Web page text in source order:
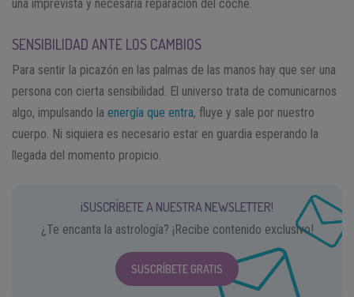
una imprevista y necesaria reparación del coche.
SENSIBILIDAD ANTE LOS CAMBIOS
Para sentir la picazón en las palmas de las manos hay que ser una
persona con cierta sensibilidad. El universo trata de comunicarnos
algo, impulsando la energía que entra, fluye y sale por nuestro
cuerpo. Ni siquiera es necesario estar en guardia esperando la
llegada del momento propicio.
¡SUSCRÍBETE A NUESTRA NEWSLETTER!
¿Te encanta la astrología? ¡Recibe contenido exclusivo!
SUSCRÍBETE GRATIS